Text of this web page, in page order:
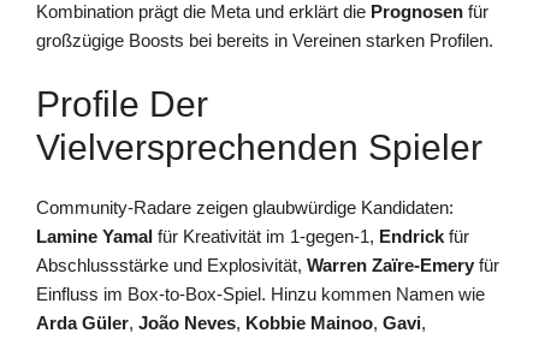
Kombination prägt die Meta und erklärt die Prognosen für
großzügige Boosts bei bereits in Vereinen starken Profilen.
Profile Der
Vielversprechenden Spieler
Community-Radare zeigen glaubwürdige Kandidaten:
Lamine Yamal für Kreativität im 1-gegen-1, Endrick für
Abschlussstärke und Explosivität, Warren Zaïre-Emery für
Einfluss im Box-to-Box-Spiel. Hinzu kommen Namen wie
Arda Güler, João Neves, Kobbie Mainoo, Gavi,